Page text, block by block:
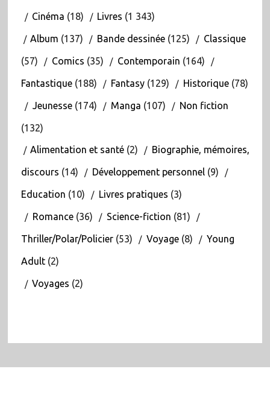
Cinéma (18) Livres (1 343)
Album (137) Bande dessinée(125) Classique
(57) Comics (35) Contemporain (164)
Fantastique(188) Fantasy(129) Historique(78)
Jeunesse(174) Manga (107) Non fiction
(132)
Alimentation et santé(2) Biographie, mémoires,
discours (14) Développement personnel(9)
Education (10) Livres pratiques (3)
Romance(36) Science-fiction (81)
Thriller/Polar/Policier(53) Voyage(8) Young
Adult(2)
Voyages (2)